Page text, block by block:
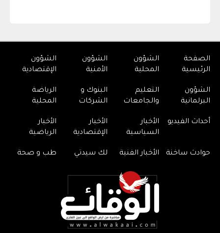
الصفحة
الرئيسية
الشؤون
المحلية
الشؤون
الأمنية
الشؤون
الإقتصادية
الشؤون
البرلمانية
التعليم
والجامعات
البنوك و
الشركات
الرياضة
المحلية
أحداث الفيديو
الأخبار
السياسية
الأخبار
الإقتصادية
الأخبار
الرياضية
حوادث ساخنة الأخبار الفنية لك سيدتي طب و صحة